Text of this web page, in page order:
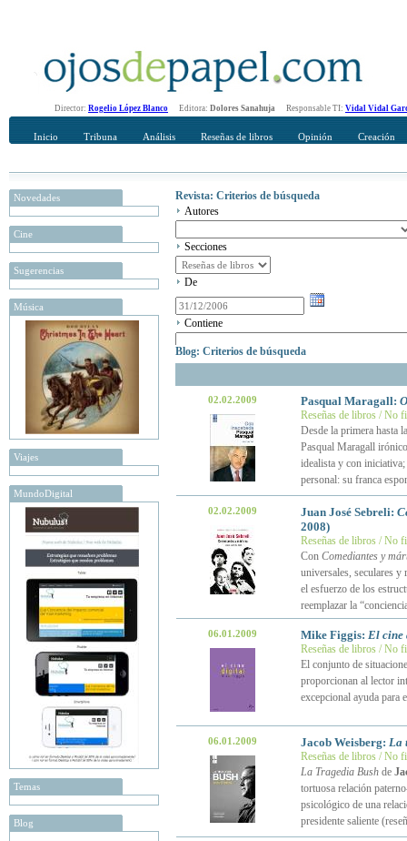
Director: Rogelio López Blanco Editora: Dolores Sanahuja Responsable TI: Vidal Vidal
Inicio Tribuna Análisis Reseñas de libros Opinión Creación
Novedades
Cine
Sugerencias
Música
Viajes
MundoDigital
Temas
Blog
Revista: Criterios de búsqueda
Autores
Secciones
De
Contiene
Blog: Criterios de búsqueda
02.02.2009 Pasqual Maragall:
Reseñas de libros / No
Desde la primera hasta
Pasqual Maragall
idealista y con
personal: su franca
02.02.2009 Juan José Sebreli:
2008)
Reseñas de libros / No
Con Comediantes y
universales, seculares
el esfuerzo de los
reemplazar la
06.01.2009 Mike Figgis: El
Reseñas de libros / No
El conjunto de
proporcionan al lector
excepcional ayuda para
06.01.2009 Jacob Weisberg: La
Reseñas de libros / No
La Tragedia Bushde
tortuosa relación
psicológico de una
presidente saliente